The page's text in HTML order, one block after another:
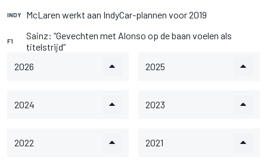
INDY McLaren werkt aan IndyCar-plannen voor 2019
F1
Sainz: “Gevechten met Alonso op de baan voelen als
titelstrijd”
2026
2025
2024 2023
2022 2021